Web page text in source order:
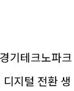
기테크노파크
지털 전환 생